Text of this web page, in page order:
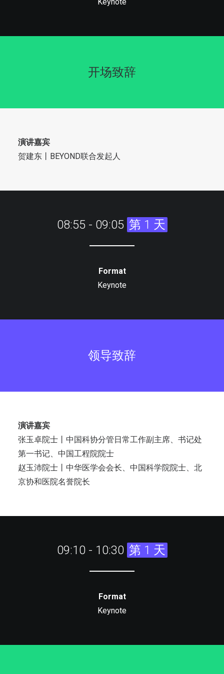
开场致辞
演讲嘉宾
贺建东丨BEYOND联合发起人
08:55 - 09:05 第 1 天
Format
Keynote
领导致辞
演讲嘉宾
张玉卓院士丨中国科协分管日常工作副主席、书记处
第一书记、中国工程院院士
赵玉沛院士丨中华医学会会长、中国科学院院士、北
京协和医院名誉院长
09:10 - 10:30 第 1 天
Format
Keynote